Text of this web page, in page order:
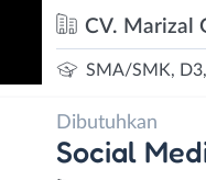
CV. Marizal
SMA/SMK, D3,
Dibutuhkan
Social